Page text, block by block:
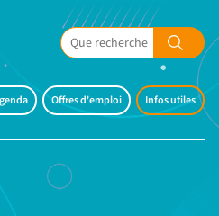
Offres d'emploi Infos utiles